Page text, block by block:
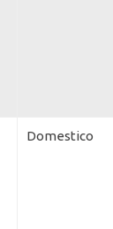
Domestico